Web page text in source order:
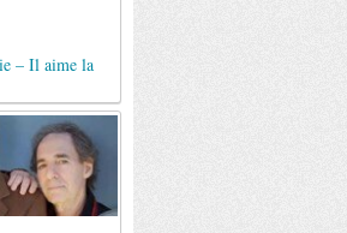
– Il aime la